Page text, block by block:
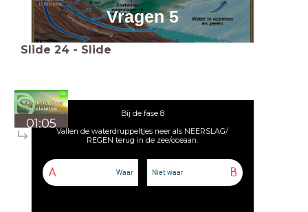
Vragen 5
Slide 24 - Slide
01:05
Bij de fase 8
Vallen de waterdruppeltjes neer als NEERSLAG/
REGEN terug in de zee/oceaan.
A Waar B
Niet waar